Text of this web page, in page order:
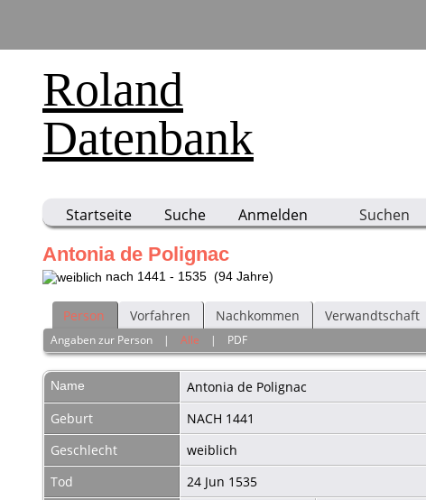
Roland
Datenbank
Startseite Suche Anmelden Suchen
Antonia de Polignac
nach 1441 - 1535 (94 Jahre)
Person Vorfahren Nachkommen Verwandtschaft
Angaben zur Person |Alle | PDF
Name Antonia de Polignac
Geburt
NACH 1441
Geschlecht
weiblich
Tod
24 Jun 1535